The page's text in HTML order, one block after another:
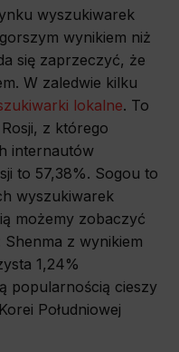
wyszukiwarek
wynikiem niż
się zaprzeczyć, że
W zaledwie kilku
lokalne. To
z którego
internautów
to 57,38%. Sogou to
wyszukiwarek
możemy zobaczyć
z wynikiem
1,24%
popularnością cieszy
Południowej